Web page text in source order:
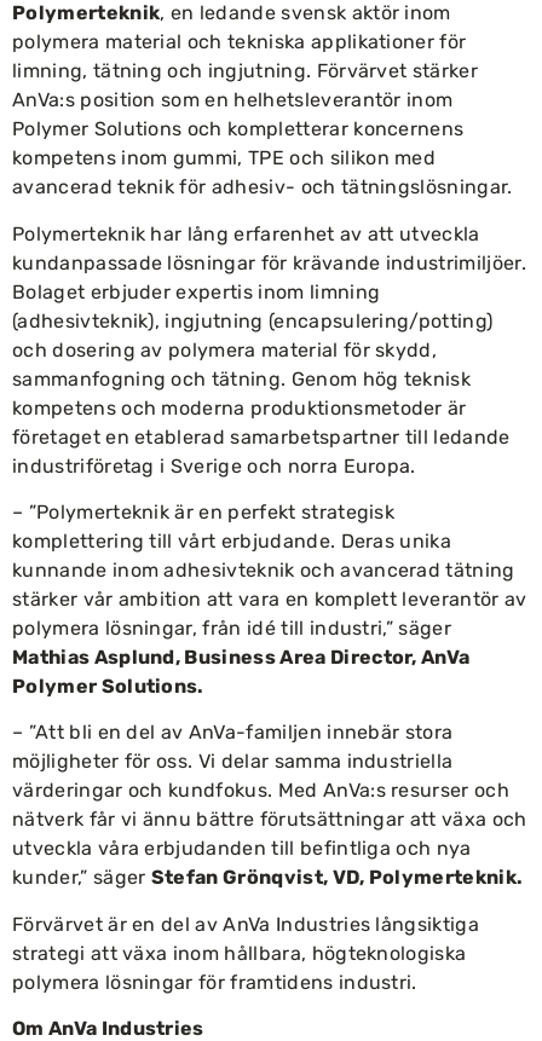
Polymerteknik, en ledande svensk aktör inom
polymera material och tekniska applikationer för
limning, tätning och ingjutning. Förvärvet stärker
AnVa:s position som en helhetsleverantör inom
Polymer Solutions och kompletterar koncernens
kompetens inom gummi, TPE och silikon med
avancerad teknik för adhesiv- och tätningslösningar.
Polymerteknik har lång erfarenhet av att utveckla
kundanpassade lösningar för krävande industrimiljöer.
Bolaget erbjuder expertis inom limning
(adhesivteknik), ingjutning (encapsulering/potting)
och dosering av polymera material för skydd,
sammanfogning och tätning. Genom hög teknisk
kompetens och moderna produktionsmetoder är
företaget en etablerad samarbetspartner till ledande
industriföretag i Sverige och norra Europa.
– ”Polymerteknik är en perfekt strategisk
komplettering till vårt erbjudande. Deras unika
kunnande inom adhesivteknik och avancerad tätning
stärker vår ambition att vara en komplett leverantör av
polymera lösningar, från idé till industri,” säger
Mathias Asplund, Business Area Director, AnVa
Polymer Solutions.
– ”Att bli en del av AnVa-familjen innebär stora
möjligheter för oss. Vi delar samma industriella
värderingar och kundfokus. Med AnVa:s resurser och
nätverk får vi ännu bättre förutsättningar att växa och
utveckla våra erbjudanden till befintliga och nya
kunder,” säger Stefan Grönqvist, VD, Polymerteknik.
Förvärvet är en del av AnVa Industries långsiktiga
strategi att växa inom hållbara, högteknologiska
polymera lösningar för framtidens industri.
Om AnVa Industries